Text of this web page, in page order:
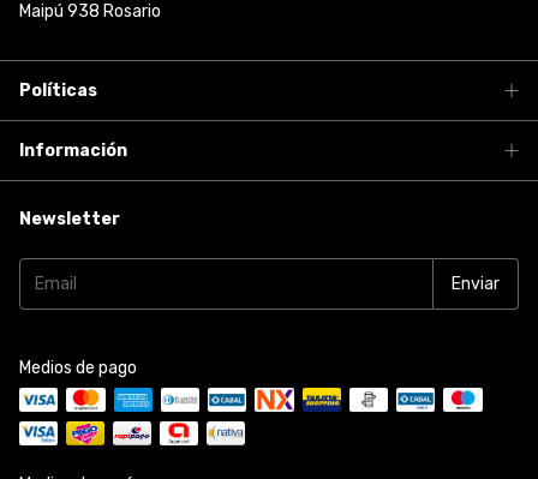
Maipú 938 Rosario
Políticas
Información
Newsletter
Medios de pago